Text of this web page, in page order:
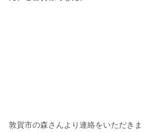
敦賀市の森さんより連絡をいただきま